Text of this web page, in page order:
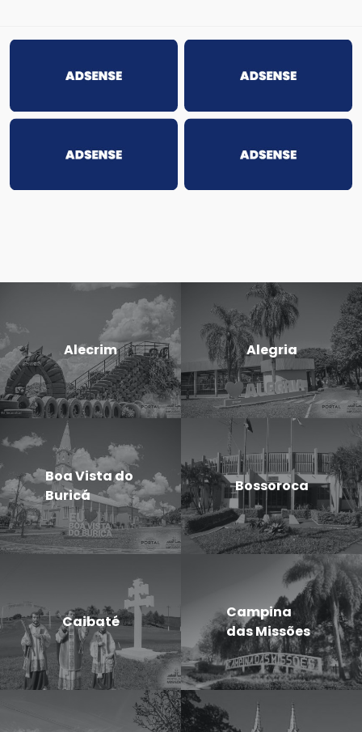
Alecrim Alegria
Boa Vista do
Buricá
Bossoroca
Caibaté
Campina
das Missões